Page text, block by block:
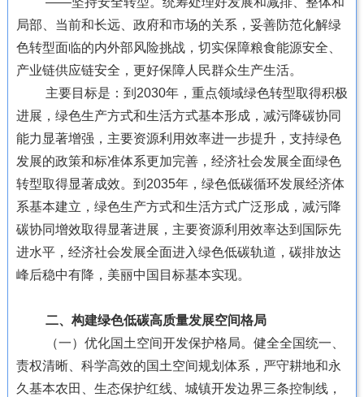
局部、当前和长远、政府和市场的关系，妥善防范化解绿
色转型面临的内外部风险挑战，切实保障粮食能源安全、
产业链供应链安全，更好保障人民群众生产生活。
主要目标是：到2030年，重点领域绿色转型取得积极
进展，绿色生产方式和生活方式基本形成，减污降碳协同
能力显著增强，主要资源利用效率进一步提升，支持绿色
发展的政策和标准体系更加完善，经济社会发展全面绿色
转型取得显著成效。到2035年，绿色低碳循环发展经济体
系基本建立，绿色生产方式和生活方式广泛形成，减污降
碳协同增效取得显著进展，主要资源利用效率达到国际先
进水平，经济社会发展全面进入绿色低碳轨道，碳排放达
峰后稳中有降，美丽中国目标基本实现。
二、构建绿色低碳高质量发展空间格局
（一）优化国土空间开发保护格局。健全全国统一、
责权清晰、科学高效的国土空间规划体系，严守耕地和永
久基本农田、生态保护红线、城镇开发边界三条控制线，